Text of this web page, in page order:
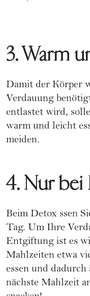
3. Warm
Damit der Körper
Verdauung
entlastet wird,
warm und leicht
meiden.
4. Nur bei
Beim Detox ssen
Tag. Um Ihre
Entgiftung ist es
Mahlzeiten etwa
essen und
nächste Mahlzeit